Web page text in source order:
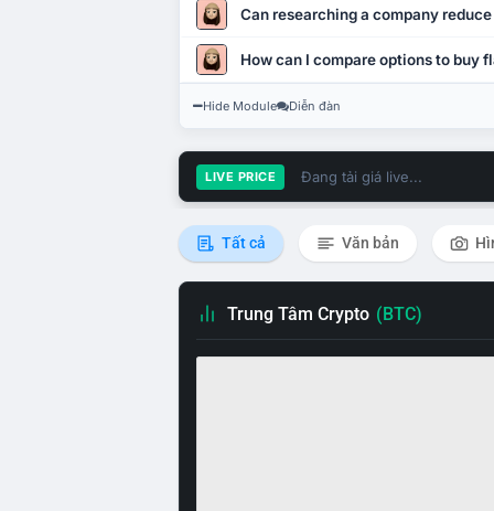
Can researching a company
How can I compare options to buy
Hide Module Diễn đàn
LIVE PRICE Đang tải giá live...
Tất cả Văn bản
Trung Tâm Crypto (BTC)